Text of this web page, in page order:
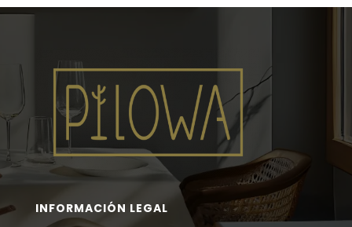
INFORMACIÓN LEGAL